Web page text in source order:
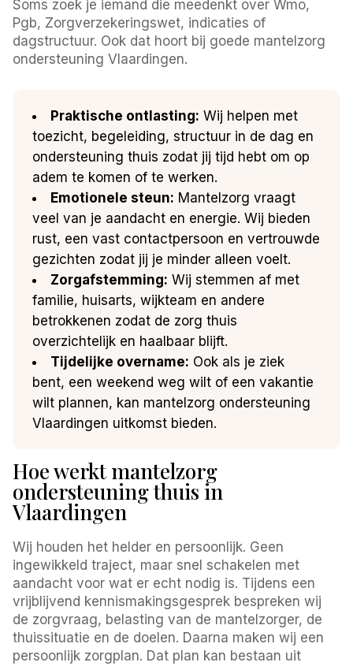
Soms zoek je iemand die meedenkt over Wmo,
Pgb, Zorgverzekeringswet, indicaties of
dagstructuur. Ook dat hoort bij goede mantelzorg
ondersteuning Vlaardingen.
Praktische ontlasting: Wij helpen met
toezicht, begeleiding, structuur in de dag en
ondersteuning thuis zodat jij tijd hebt om op
adem te komen of te werken.
Emotionele steun: Mantelzorg vraagt
veel van je aandacht en energie. Wij bieden
rust, een vast contactpersoon en vertrouwde
gezichten zodat jij je minder alleen voelt.
Zorgafstemming: Wij stemmen af met
familie, huisarts, wijkteam en andere
betrokkenen zodat de zorg thuis
overzichtelijk en haalbaar blijft.
Tijdelijke overname: Ook als je ziek
bent, een weekend weg wilt of een vakantie
wilt plannen, kan mantelzorg ondersteuning
Vlaardingen uitkomst bieden.
Hoe werkt mantelzorg
ondersteuning thuis in
Vlaardingen
Wij houden het helder en persoonlijk. Geen
ingewikkeld traject, maar snel schakelen met
aandacht voor wat er echt nodig is. Tijdens een
vrijblijvend kennismakingsgesprek bespreken wij
de zorgvraag, belasting van de mantelzorger, de
thuissituatie en de doelen. Daarna maken wij een
persoonlijk zorgplan. Dat plan kan bestaan uit